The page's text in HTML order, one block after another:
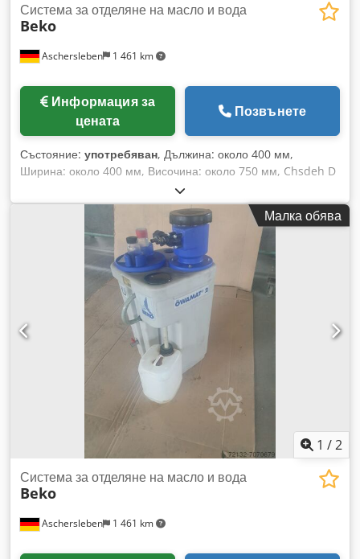
Aschersleben 1 461 km
Система за отделяне на масло и вода
Beko
Информация за
цената
Позвънете
Състояние: употребяван, Дължина: около 400 мм,
Ширина: около 400 мм, Височина: около 750 мм, Chsdeh D
E Uwopfx Aprsa Тегло: 15 кг, Използва се при сгъстителни
въздушни инсталации.
Малка обява
1 /2
Aschersleben 1 461 km
Система за отделяне на масло и вода
Beko